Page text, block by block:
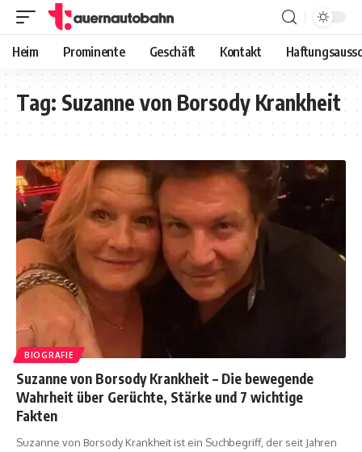
Heim Prominente Geschäft Kontakt
Tag: Suzanne von Borsody Krankheit
BIOGRAFIE
Suzanne von Borsody Krankheit – Die bewegende
Wahrheit über Gerüchte, Stärke und 7 wichtige
Fakten
Suzanne von Borsody Krankheit ist ein Suchbegriff, der seit Jahren